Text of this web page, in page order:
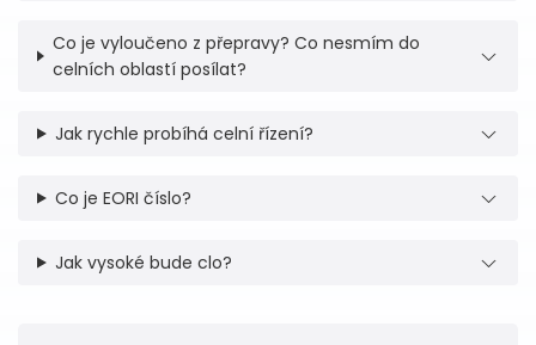
Co je vyloučeno z přepravy? Co nesmím do
celních oblastí posílat?
Jak rychle probíhá celní řízení?
Co je EORI číslo?
Jak vysoké bude clo?